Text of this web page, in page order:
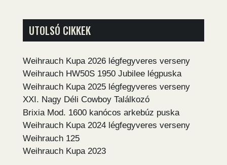
UTOLSÓ CIKKEK
Weihrauch Kupa 2026 légfegyveres verseny
Weihrauch HW50S 1950 Jubilee légpuska
Weihrauch Kupa 2025 légfegyveres verseny
XXI. Nagy Déli Cowboy Találkozó
Brixia Mod. 1600 kanócos arkebúz puska
Weihrauch Kupa 2024 légfegyveres verseny
Weihrauch 125
Weihrauch Kupa 2023